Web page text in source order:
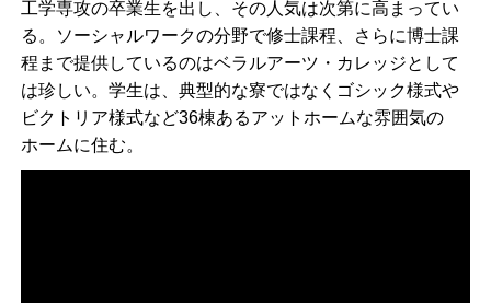
工学専攻の卒業生を出し、その人気は次第に高まってい
る。ソーシャルワークの分野で修士課程、さらに博士課
程まで提供しているのはベラルアーツ・カレッジとして
は珍しい。学生は、典型的な寮ではなくゴシック様式や
ビクトリア様式など36棟あるアットホームな雰囲気の
ホームに住む。